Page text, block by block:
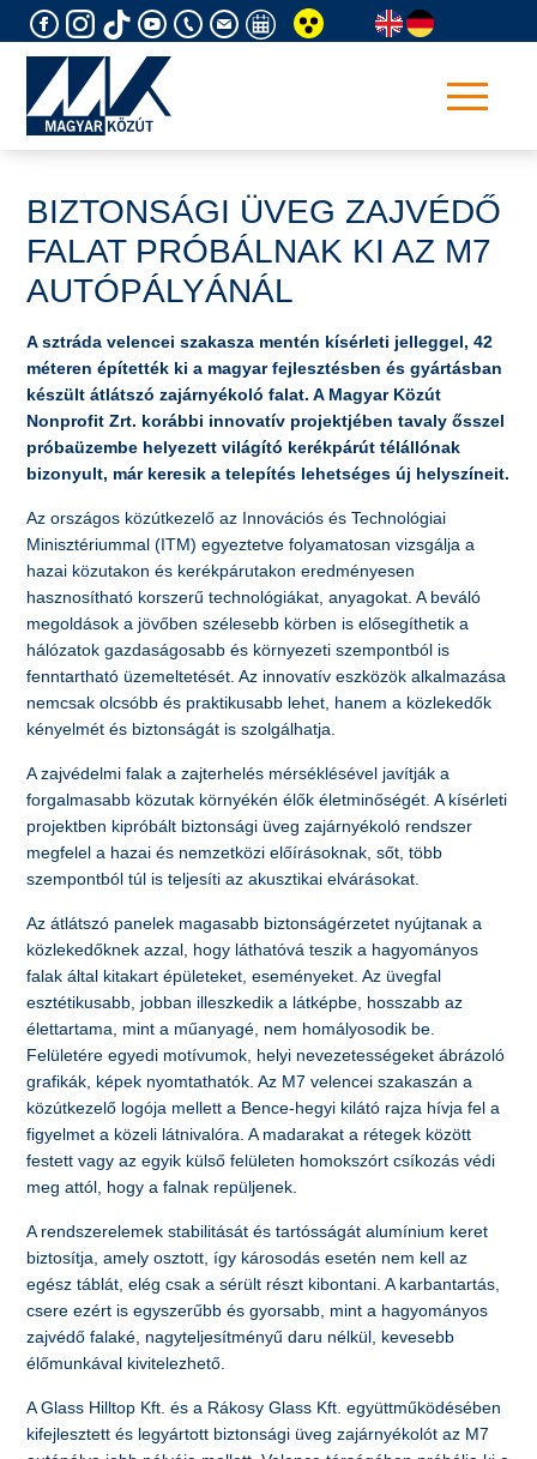
to
BIZTONSÁGI ÜVEG ZAJVÉDŐ
FALAT PRÓBÁLNAK KI AZ M7
AUTÓPÁLYÁNÁL
A sztráda velencei szakasza mentén kísérleti jelleggel, 42
méteren építették ki a magyar fejlesztésben és gyártásban
készült átlátszó zajárnyékoló falat. A Magyar Közút
Nonprofit Zrt. korábbi innovatív projektjében tavaly ősszel
próbaüzembe helyezett világító kerékpárút télállónak
bizonyult, már keresik a telepítés lehetséges új helyszíneit.
Az országos közútkezelő az Innovációs és Technológiai
Minisztériummal (ITM) egyeztetve folyamatosan vizsgálja a
hazai közutakon és kerékpárutakon eredményesen
hasznosítható korszerű technológiákat, anyagokat. A beváló
megoldások a jövőben szélesebb körben is elősegíthetik a
hálózatok gazdaságosabb és környezeti szempontból is
fenntartható üzemeltetését. Az innovatív eszközök alkalmazása
nemcsak olcsóbb és praktikusabb lehet, hanem a közlekedők
kényelmét és biztonságát is szolgálhatja.
A zajvédelmi falak a zajterhelés mérséklésével javítják a
forgalmasabb közutak környékén élők életminőségét. A kísérleti
projektben kipróbált biztonsági üveg zajárnyékoló rendszer
megfelel a hazai és nemzetközi előírásoknak, sőt, több
szempontból túl is teljesíti az akusztikai elvárásokat.
Az átlátszó panelek magasabb biztonságérzetet nyújtanak a
közlekedőknek azzal, hogy láthatóvá teszik a hagyományos
falak által kitakart épületeket, eseményeket. Az üvegfal
esztétikusabb, jobban illeszkedik a látképbe, hosszabb az
élettartama, mint a műanyagé, nem homályosodik be.
Felületére egyedi motívumok, helyi nevezetességeket ábrázoló
grafikák, képek nyomtathatók. Az M7 velencei szakaszán a
közútkezelő logója mellett a Bence-hegyi kilátó rajza hívja fel a
figyelmet a közeli látnivalóra. A madarakat a rétegek között
festett vagy az egyik külső felületen homokszórt csíkozás védi
meg attól, hogy a falnak repüljenek.
A rendszerelemek stabilitását és tartósságát alumínium keret
biztosítja, amely osztott, így károsodás esetén nem kell az
egész táblát, elég csak a sérült részt kibontani. A karbantartás,
csere ezért is egyszerűbb és gyorsabb, mint a hagyományos
zajvédő falaké, nagyteljesítményű daru nélkül, kevesebb
élőmunkával kivitelezhető.
A Glass Hilltop Kft. és a Rákosy Glass Kft. együttműködésében
kifejlesztett és legyártott biztonsági üveg zajárnyékolót az M7